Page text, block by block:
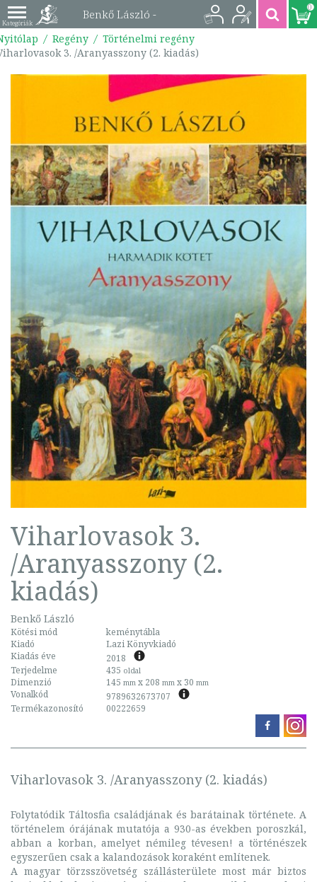
Benkő László -
Viharlovasok 3.
/Aranyasszony (2.
kiadás) |
9789632673707
0
Regény
Történelmi regény
3. /Aranyasszony (2. kiadás)
Viharlovasok 3.
/Aranyasszony (2.
kiadás)
Benkő László
Kötési mód
keménytábla
Kiadó
Lazi Könyvkiadó
Kiadás éve
2018
Terjedelme
435 oldal
Dimenzió 145 mm x 208 mm x 30 mm
Vonalkód
9789632673707
Termékazonosító
00222659
Viharlovasok 3. /Aranyasszony (2. kiadás)
Folytatódik Táltosfia családjának és barátainak története. A
történelem órájának mutatója a 930-as években poroszkál,
abban a korban, amelyet némileg tévesen! a történészek
egyszerűen csak a kalandozások koraként említenek.
A magyar törzsszövetség szállásterülete most már biztos